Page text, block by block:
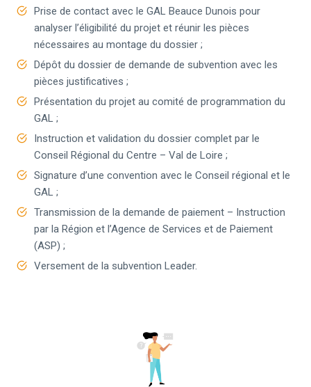
Prise de contact avec le GAL Beauce Dunois pour
analyser l’éligibilité du projet et réunir les pièces
nécessaires au montage du dossier ;
Dépôt du dossier de demande de subvention avec les
pièces justificatives ;
Présentation du projet au comité de programmation du
GAL ;
Instruction et validation du dossier complet par le
Conseil Régional du Centre – Val de Loire ;
Signature d’une convention avec le Conseil régional et le
GAL ;
Transmission de la demande de paiement – Instruction
par la Région et l’Agence de Services et de Paiement
(ASP) ;
Versement de la subvention Leader.